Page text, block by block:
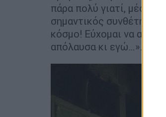
πάρα πολύ γιατί, μέσα
σημαντικός συνθέτης
κόσμο! Εύχομαι να
απόλαυσα κι εγώ…».